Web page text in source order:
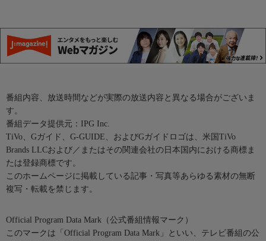
番組内容、放送時間などが実際の放送内容と異なる場合がございま
す。
番組データ提供元：IPG Inc.
TiVo、Gガイド、G-GUIDE、およびGガイドロゴは、米国TiVo
Brands LLCおよび／またはその関連会社の日本国内における商標ま
たは登録商標です。
このホームページに掲載している記事・写真等あらゆる素材の無断
複写・転載を禁じます。
Official Program Data Mark（公式番組情報マーク）
このマークは「Official Program Data Mark」といい、テレビ番組の公